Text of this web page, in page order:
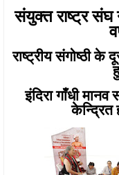
संयुक्त राष्ट्र संघ
राष्ट्रीय संगोष्ठी के
इंदिरा गाँधी
केन्द्रित